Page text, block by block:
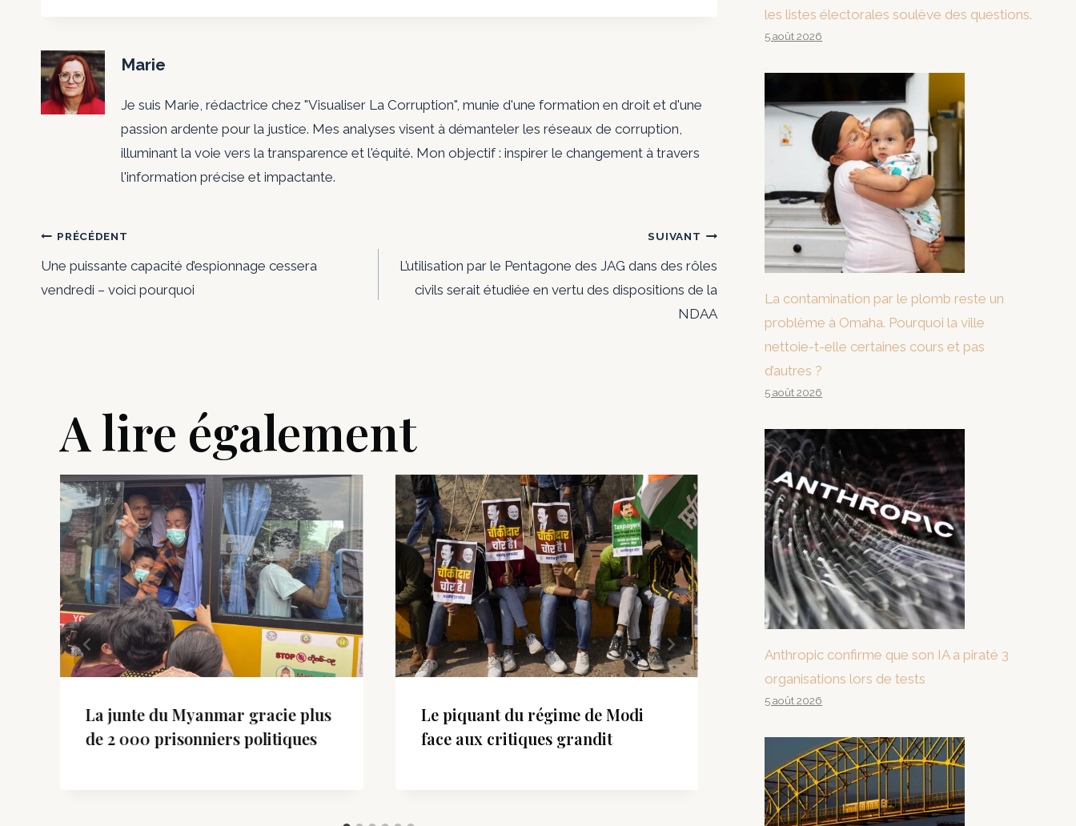
o
r
c
t
o
n
s
Marie
Je suis Marie, rédactrice chez "Visualiser La Corruption", munie d'une formation en droit et d'une
passion ardente pour la justice. Mes analyses visent à démanteler les réseaux de corruption,
illuminant la voie vers la transparence et l'équité. Mon objectif : inspirer le changement à travers
l'information précise et impactante.
Navigation
de
PRÉCÉDENT
Une puissante capacité d’espionnage cessera
vendredi – voici pourquoi
SUIVANT
L’utilisation par le Pentagone des JAG dans des rôles
civils serait étudiée en vertu des dispositions de la
NDAA
A lire également
La junte du Myanmar gracie plus
de 2 000 prisonniers politiques
Le piquant du régime de Modi
face aux critiques grandit
politique en Inde et aux États-
Unis
les listes électorales soulève des questions.
5 août 2026
La contamination par le plomb reste un
problème à Omaha. Pourquoi la ville
nettoie-t-elle certaines cours et pas
d’autres ?
5 août 2026
Anthropic confirme que son IA a piraté 3
organisations lors de tests
5 août 2026